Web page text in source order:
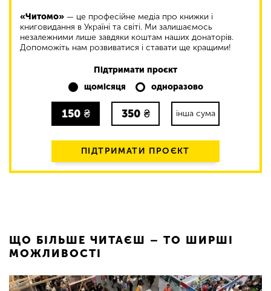
«Читомо» — це професійне медіа про книжки і
книговидання в Україні та світі. Ми залишаємось
незалежними лише завдяки коштам наших донаторів.
Допоможіть нам розвиватися і ставати ще кращими!
Підтримати проєкт
щомісяця
одноразово
150 ₴ 350 ₴ інша сума
ПІДТРИМАТИ ПРОЄКТ
ЩО БІЛЬШЕ ЧИТАЄШ – ТО ШИРШІ
МОЖЛИВОСТІ